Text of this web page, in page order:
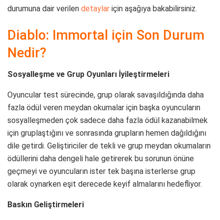
durumuna dair verilen detaylar için aşağıya bakabilirsiniz.
Diablo: Immortal için Son Durum
Nedir?
Sosyalleşme ve Grup Oyunları İyileştirmeleri
Oyuncular test sürecinde, grup olarak savaşıldığında daha
fazla ödül veren meydan okumalar için başka oyuncuların
sosyalleşmeden çok sadece daha fazla ödül kazanabilmek
için gruplaştığını ve sonrasında grupların hemen dağıldığını
dile getirdi. Geliştiriciler de tekli ve grup meydan okumaların
ödüllerini daha dengeli hale getirerek bu sorunun önüne
geçmeyi ve oyuncuların ister tek başına isterlerse grup
olarak oynarken eşit derecede keyif almalarını hedefliyor.
Baskın Geliştirmeleri